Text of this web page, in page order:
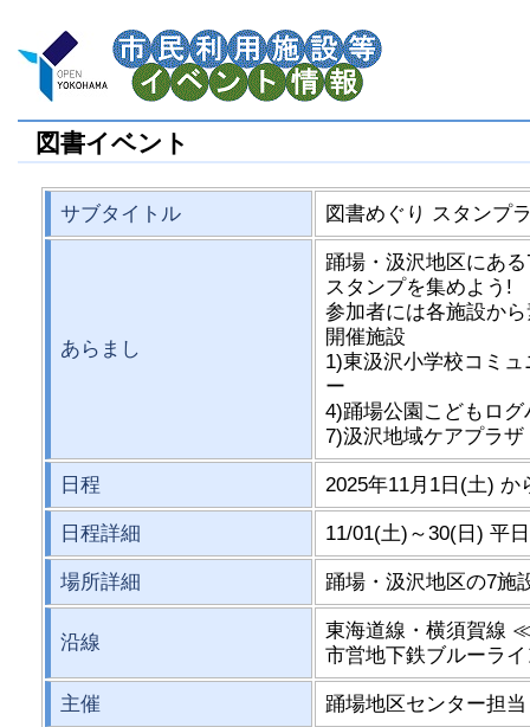
図書イベント
サブタイトル 図書めぐり スタンプ
あらまし
踊場・汲沢地区にあ
スタンプを集めよう!
参加者には各施設か
開催施設
1)東汲沢小学校コミ
ー
4)踊場公園こどもロ
7)汲沢地域ケアプラザ
日程 2025年11月1日(土) か
日程詳細 11/01(土)～30(日) 平
場所詳細 踊場・汲沢地区の7施
沿線
東海道線・横須賀線
市営地下鉄ブルーラ
主催 踊場地区センター担当